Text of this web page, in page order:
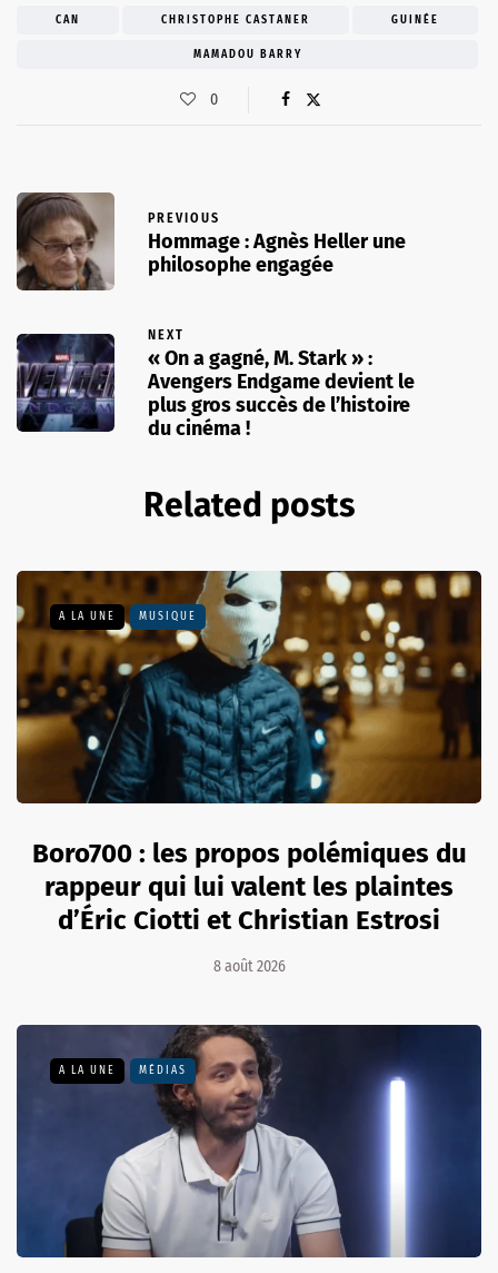
CAN CHRISTOPHE CASTANER GUINÉE
MAMADOU BARRY
0
PREVIOUS
Hommage : Agnès Heller une
philosophe engagée
NEXT
« On a gagné, M. Stark » :
Avengers Endgame devient le
plus gros succès de l’histoire
du cinéma !
Related posts
A LA UNE MUSIQUE
Boro700 : les propos polémiques du
rappeur qui lui valent les plaintes
d’Éric Ciotti et Christian Estrosi
8 août 2026
A LA UNE MÉDIAS